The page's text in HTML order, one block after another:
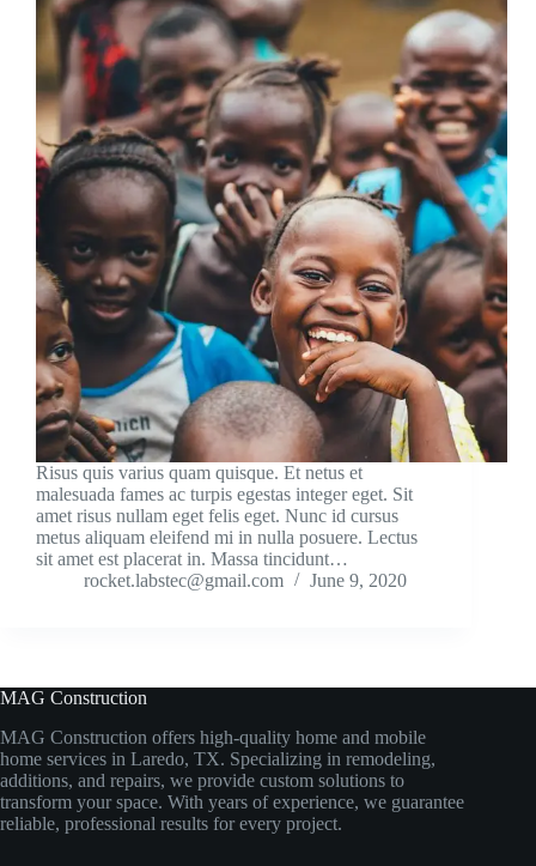
Risus quis varius quam quisque. Et netus et
malesuada fames ac turpis egestas integer eget. Sit
amet risus nullam eget felis eget. Nunc id cursus
metus aliquam eleifend mi in nulla posuere. Lectus
sit amet est placerat in. Massa tincidunt…
rocket.labstec@gmail.com
June 9, 2020
MAG Construction
MAG Construction offers high-quality home and mobile
home services in Laredo, TX. Specializing in remodeling,
additions, and repairs, we provide custom solutions to
transform your space. With years of experience, we guarantee
reliable, professional results for every project.